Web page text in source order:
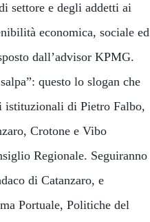
settore e degli addetti ai
economica, sociale ed
dall’advisor KPMG.
questo lo slogan che
istituzionali di Pietro Falbo,
Crotone e Vibo
Regionale. Seguiranno
di Catanzaro, e
Portuale, Politiche del